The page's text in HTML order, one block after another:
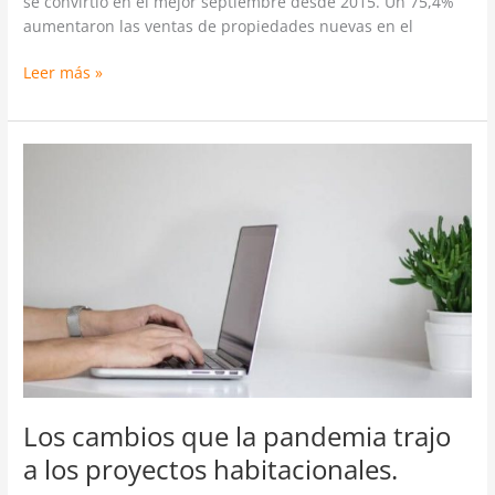
aumentaron las ventas de propiedades nuevas en el
Leer más »
Los cambios que la pandemia trajo
a los proyectos habitacionales.
a
proyectos
habitacionales.